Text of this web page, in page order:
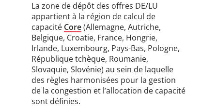
La zone de dépôt des offres DE/LU
appartient à la région de calcul de
capacité Core(Allemagne, Autriche,
Belgique, Croatie, France, Hongrie,
Irlande, Luxembourg, Pays-Bas, Pologne,
République tchèque, Roumanie,
Slovaquie, Slovénie) au sein de laquelle
des règles harmonisées pour la gestion
de la congestion et l’allocation de capacité
sont définies.